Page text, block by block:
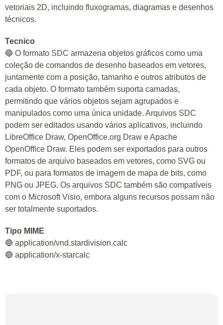
vetoriais 2D, incluindo fluxogramas, diagramas e desenhos
técnicos.
Tecnico
🔵 O formato SDC armazena objetos gráficos como uma
coleção de comandos de desenho baseados em vetores,
juntamente com a posição, tamanho e outros atributos de
cada objeto. O formato também suporta camadas,
permitindo que vários objetos sejam agrupados e
manipulados como uma única unidade. Arquivos SDC
podem ser editados usando vários aplicativos, incluindo
LibreOffice Draw, OpenOffice.org Draw e Apache
OpenOffice Draw. Eles podem ser exportados para outros
formatos de arquivo baseados em vetores, como SVG ou
PDF, ou para formatos de imagem de mapa de bits, como
PNG ou JPEG. Os arquivos SDC também são compatíveis
com o Microsoft Visio, embora alguns recursos possam não
ser totalmente suportados.
Tipo MIME
🔵 application/vnd.stardivision.calc
🔵 application/x-starcalc